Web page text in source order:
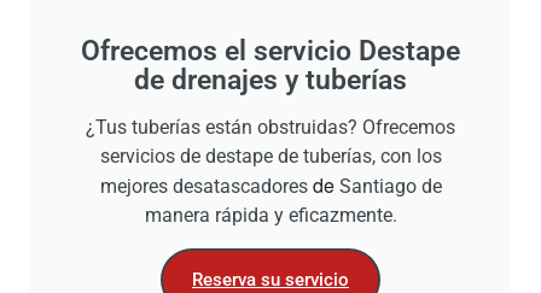
Ofrecemos el servicio Destape
de drenajes y tuberías
¿Tus tuberías están obstruidas? Ofrecemos
servicios de destape de tuberías, con los
mejores desatascadoresdeSantiago de
manera rápida y eficazmente.
Reserva su servicio